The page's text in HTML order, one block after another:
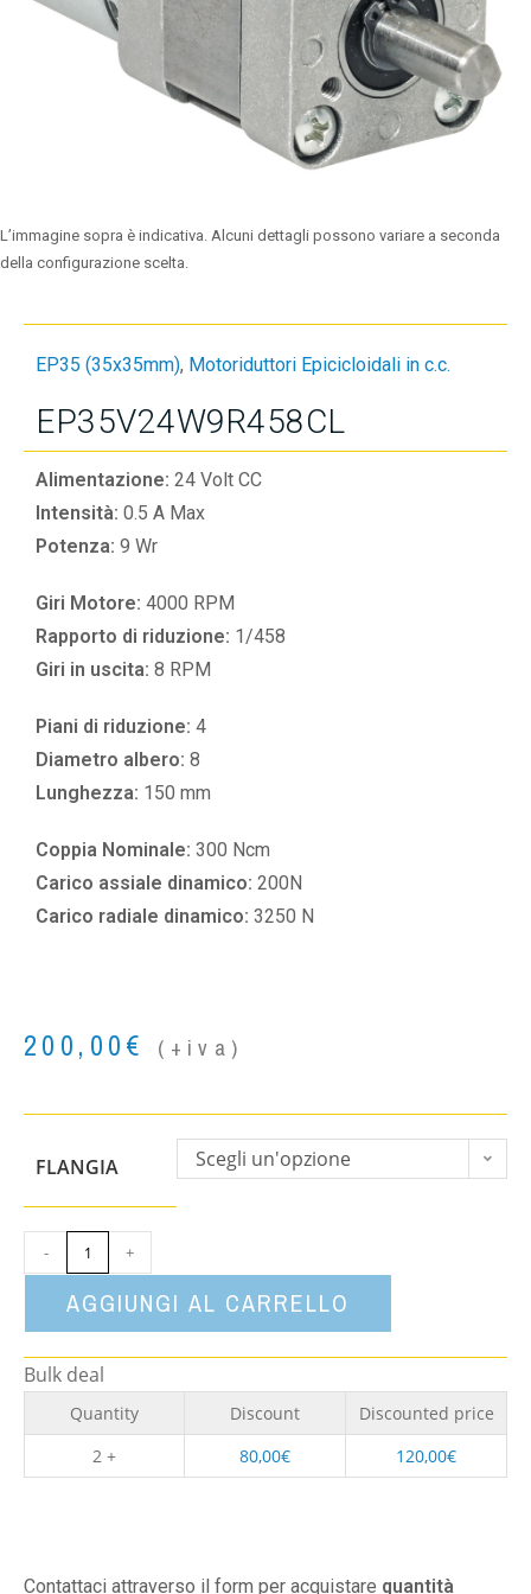
L’immagine sopra è indicativa. Alcuni dettagli possono variare a seconda
della configurazione scelta.
EP35 (35x35mm), Motoriduttori Epicicloidali in c.c.
EP35V24W9R458CL
Alimentazione: 24 Volt CC
Intensità: 0.5 A Max
Potenza: 9 Wr
Giri Motore: 4000 RPM
Rapporto di riduzione: 1/458
Giri in uscita: 8 RPM
Piani di riduzione: 4
Diametro albero: 8
Lunghezza: 150 mm
Coppia Nominale: 300 Ncm
Carico assiale dinamico: 200N
Carico radiale dinamico: 3250 N
200,00€ (+iva)
FLANGIA Scegli un'opzione
- +
AGGIUNGI AL CARRELLO
Bulk deal
Quantity Discount
Discounted price
2 +
80,00€ 120,00€
Contattaci attraverso il form per acquistare quantità